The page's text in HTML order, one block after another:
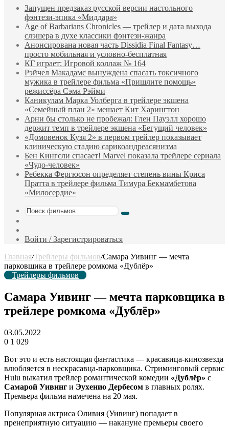
Запущен предзаказ русской версии настольного
фэнтези-эпика «Миддара»
Age of Barbarians Chronicles — трейлер и дата выхода
слэшера в духе классики фэнтези-жанра
Анонсирована новая часть Dissidia Final Fantasy…
просто мобильная и условно-бесплатная
КГ играет: Игровой коллаж № 164
Рэйчел Макадамс вынуждена спасать токсичного
мужика в трейлере фильма «Пришлите помощь»
режиссёра Сэма Рэйми
Каникулам Марка Уолберга в трейлере экшена
«Семейный план 2» мешает Кит Харингтон
Арни бы столько не пробежал: Глен Пауэлл хорошо
держит темп в трейлере экшена «Бегущий человек»
«Домовенок Кузя 2» в первом трейлер показывает
клиническую стадию сарикоандреасянизма
Бен Кингсли спасает! Marvel показала трейлере сериала
«Чудо-человек»
Ребекка Фергюсон определяет степень вины Криса
Пратта в трейлере фильма Тимура Бекмамбетова
«Милосердие»
Поиск
фильм
Войти / Зарегистрироваться
Главная/Трейлеры фильмов/Самара Уивинг — мечта
парковщика в трейлере ромкома «Дублёр»
Трейлеры фильмов
Самара Уивинг — мечта парковщика в
трейлере ромкома «Дублёр»
03.05.2022
0 1 029
Вот это и есть настоящая фантастика — красавица-кинозвезда
влюбляется в нескрасавца-парковщика. Стриминговый сервис
Hulu выкатил трейлер романтической комедии «Дублёр» с
Самарой Уивинг и Эухенио Дербесом в главных ролях.
Премьера фильма намечена на 20 мая.
Популярная актриса Оливия (Уивинг) попадает в
пренеприятную ситуацию — накануне премьеры своего